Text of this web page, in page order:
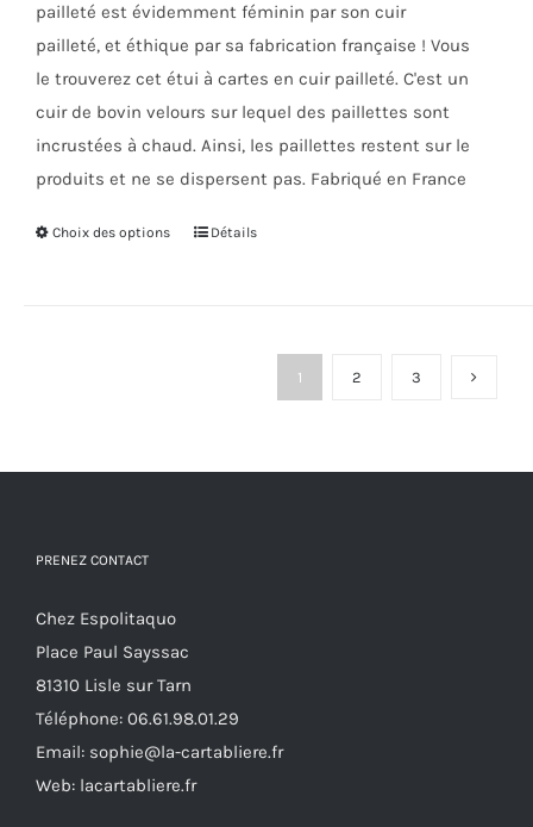
du
produit
pailleté est évidemment féminin par son cuir
pailleté, et éthique par sa fabrication française ! Vous
le trouverez cet étui à cartes en cuir pailleté. C'est un
cuir de bovin velours sur lequel des paillettes sont
incrustées à chaud. Ainsi, les paillettes restent sur le
produits et ne se dispersent pas. Fabriqué en France
Choix des options
Ce
peuvent
Détails
1 2 3
PRENEZ CONTACT
Chez Espolitaquo
Place Paul Sayssac
81310 Lisle sur Tarn
Téléphone: 06.61.98.01.29
Email: sophie@la-cartabliere.fr
Web: lacartabliere.fr